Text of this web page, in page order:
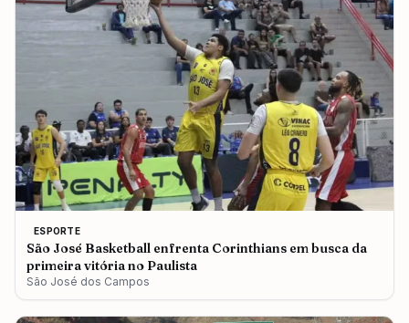
ESPORTE
São José Basketball enfrenta Corinthians em busca da
primeira vitória no Paulista
São José dos Campos